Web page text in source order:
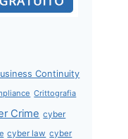
Continuity
Crittografia
Crime cyber
cyber law cyber